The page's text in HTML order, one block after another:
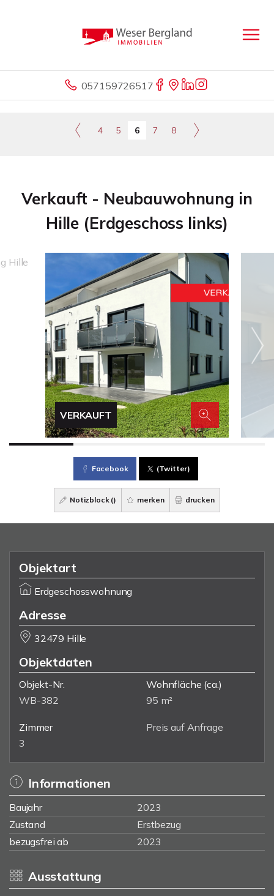
057159726517
4 5 6 7 8
Verkauft - Neubauwohnung in
Hille (Erdgeschoss links)
VERKAUFT
Facebook (Twitter)
Notizblock () merken drucken
Objektart
Erdgeschosswohnung
Adresse
32479 Hille
Objektdaten
Objekt-Nr.
WB-382
Wohnfläche (ca.)
95 m²
Zimmer
3
Preis auf Anfrage
Informationen
Baujahr
2023
Zustand
Erstbezug
bezugsfrei ab
2023
Ausstattung